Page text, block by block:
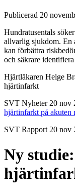
Publicerad 20
Hundratusentals
allvarlig sjukdom. En
kan förbättra
och säkrare
Hjärtläkaren Helge
hjärtinfarkt
SVT Nyheter 20 nov
hjärtinfarkt på akuten
SVT Rapport 20 nov
Ny